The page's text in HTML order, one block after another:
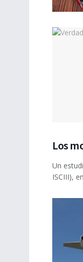
Los
Un
ISCIII),